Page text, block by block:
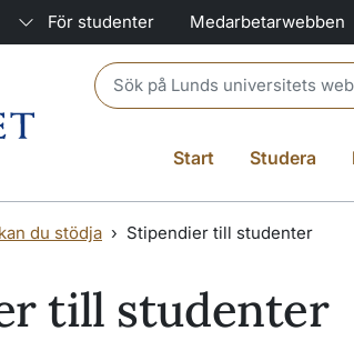
För studenter Medarbetarwebben
Header search
Start Studera
du stödja Stipendier till studenter
till studenter